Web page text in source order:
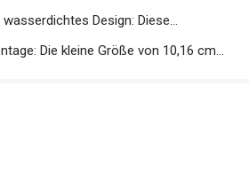
Design: Diese...
Die kleine Größe von 10,16 cm...